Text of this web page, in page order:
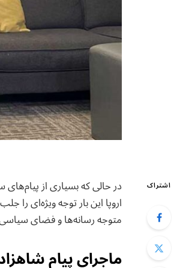
اشتراک
در حالی که بسیاری از
اروپا این بار توجه ویژه‌ای
متوجه رسانه‌ها و فضای
ماجرای پیام